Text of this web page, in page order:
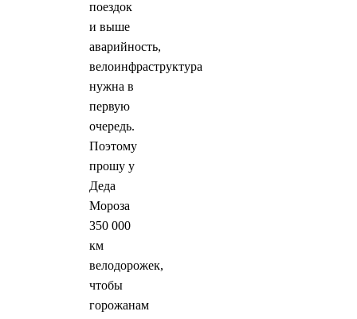
поездок
и выше
аварийность,
велоинфраструктура
нужна в
первую
очередь.
Поэтому
прошу у
Деда
Мороза
350 000
км
велодорожек,
чтобы
горожанам